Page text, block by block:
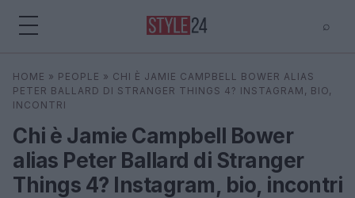
⌕
Cerca ⌕
HOME » PEOPLE » CHI È JAMIE CAMPBELL BOWER ALIAS
PETER BALLARD DI STRANGER THINGS 4? INSTAGRAM, BIO,
INCONTRI
Chi è Jamie Campbell Bower
alias Peter Ballard di Stranger
Things 4? Instagram, bio, incontri